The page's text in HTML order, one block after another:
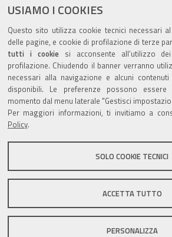
USIAMO I COOKIES
Questo sito utilizza cookie tecnici necessari
delle pagine, e cookie di profilazione di terze
tutti i cookiesi acconsente all’utilizzo
profilazione. Chiudendo il banner verranno
necessari alla navigazione e alcuni
disponibili. Le preferenze possono
momento dal menu laterale "Gestisci
Per maggiori informazioni, ti invitiamo a
Policy.
SOLO COOKIE TECNICI
ACCETTA TUTTO
PERSONALIZZA
documento
pubblicato il15/11/2018
ultima modifica15/11/2018
Valuta
Sito istituzionale Comune di